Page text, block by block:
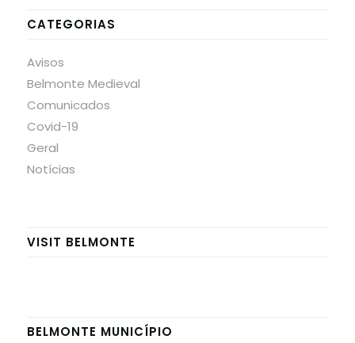
CATEGORIAS
Avisos
Belmonte Medieval
Comunicados
Covid-19
Geral
Notícias
VISIT BELMONTE
BELMONTE MUNICÍPIO